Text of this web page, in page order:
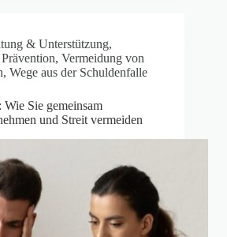
& Unterstützung,
, Vermeidung von
, Wege aus der Schuldenfalle
Sie gemeinsam
und Streit vermeiden